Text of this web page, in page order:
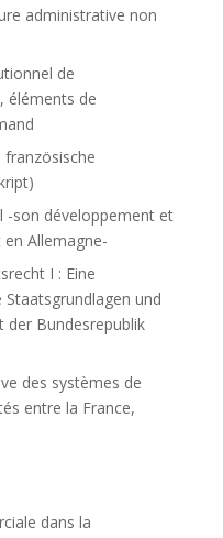
administrative non
de
éléments de
französische
-son développement et
Allemagne-
I : Eine
Staatsgrundlagen und
der Bundesrepublik
des systèmes de
entre la France,
dans la